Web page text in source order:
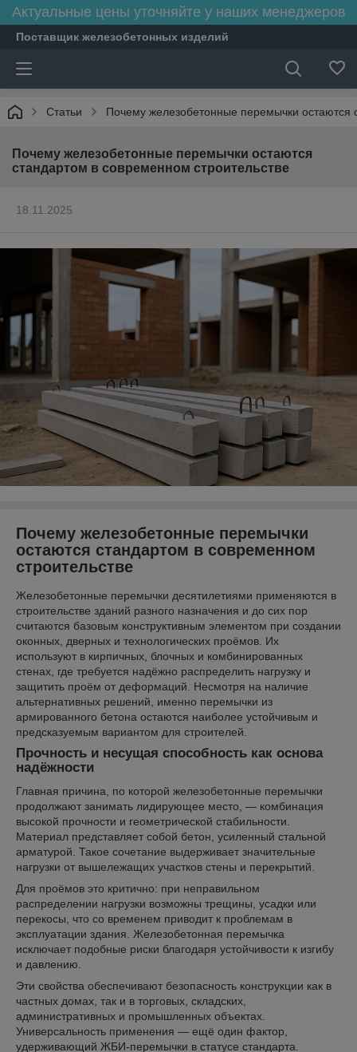
Актуальные цены уточняйте у наших менеджеров
Поставщик железобетонных изделий
Статьи Почему железобетонные перемычки остаются
Почему железобетонные перемычки остаются
стандартом в современном строительстве
18.11.2025
Почему железобетонные перемычки
остаются стандартом в современном
строительстве
Железобетонные перемычки десятилетиями применяются в
строительстве зданий разного назначения и до сих пор
считаются базовым конструктивным элементом при создании
оконных, дверных и технологических проёмов. Их
используют в кирпичных, блочных и комбинированных
стенах, где требуется надёжно распределить нагрузку и
защитить проём от деформаций. Несмотря на наличие
альтернативных решений, именно перемычки из
армированного бетона остаются наиболее устойчивым и
предсказуемым вариантом для строителей.
Прочность и несущая способность как основа
надёжности
Главная причина, по которой железобетонные перемычки
продолжают занимать лидирующее место, — комбинация
высокой прочности и геометрической стабильности.
Материал представляет собой бетон, усиленный стальной
арматурой. Такое сочетание выдерживает значительные
нагрузки от вышележащих участков стены и перекрытий.
Для проёмов это критично: при неправильном
распределении нагрузки возможны трещины, усадки или
перекосы, что со временем приводит к проблемам в
эксплуатации здания. Железобетонная перемычка
исключает подобные риски благодаря устойчивости к изгибу
и давлению.
Эти свойства обеспечивают безопасность конструкции как в
частных домах, так и в торговых, складских,
административных и промышленных объектах.
Универсальность применения — ещё один фактор,
удерживающий ЖБИ-перемычки в статусе стандарта.